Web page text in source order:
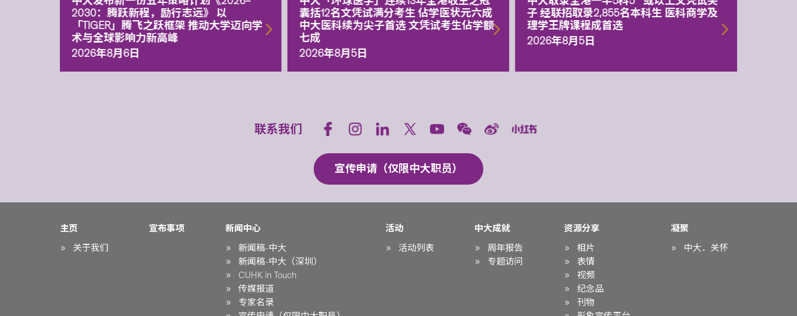
2030：腾跃新程，励行志远》 以
「TIGER」腾飞之跃框架 推动大学迈向学
术与全球影响力新高峰
2026年8月6日
囊括12名文凭试满分考生 佔学医状元六成
中大医科续为尖子首选 文凭试考生佔学额
七成
2026年8月5日
子 经联招取录2,855名本科生 医科商学及
理学王牌课程成首选
2026年8月5日
联系我们
宣传申请（仅限中大职员）
主页
关于我们
宣布事项
新闻中心
新闻稿-中大
新闻稿-中大（深圳）
CUHK in Touch
传媒报道
专家名录
活动
活动列表
中大成就
周年报告
专题访问
资源分享
相片
表情
视频
纪念品
刊物
凝聚
中大．关怀